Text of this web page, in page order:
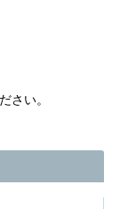
さい。